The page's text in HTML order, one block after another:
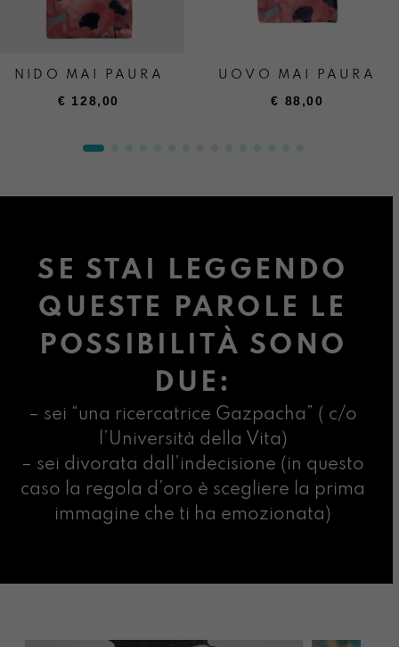
NIDO MAI PAURA
€ 128,00
UOVO MAI PAURA
€ 88,00
SE STAI LEGGENDO
QUESTE PAROLE LE
POSSIBILITÀ SONO
DUE:
– sei “una ricercatrice Gazpacha” ( c/o
l’Università della Vita)
– sei divorata dall’indecisione (in questo
caso la regola d’oro è scegliere la prima
immagine che ti ha emozionata)